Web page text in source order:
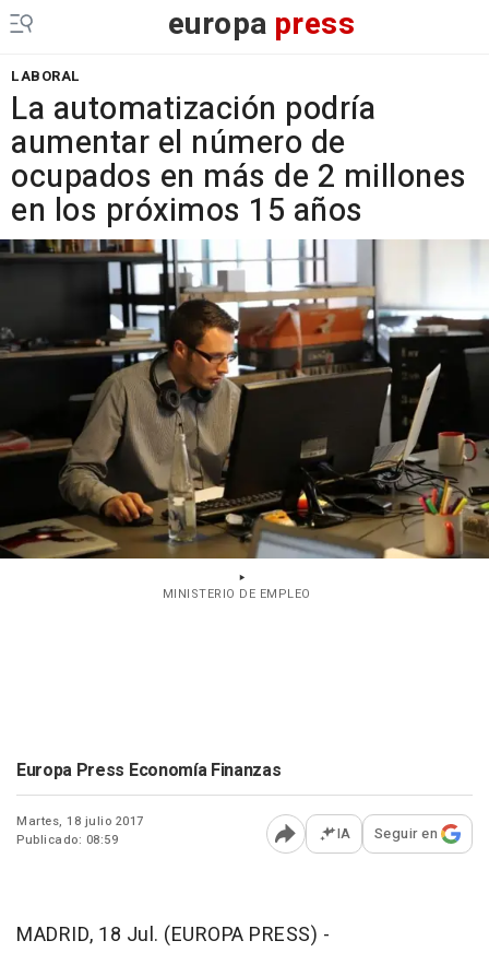
europa press
LABORAL
La automatización podría
aumentar el número de
ocupados en más de 2 millones
en los próximos 15 años
MINISTERIO DE EMPLEO
Europa Press Economía Finanzas
Martes, 18 julio 2017
Publicado: 08:59
Abrir opciones para
IA Seguir en
MADRID, 18 Jul. (EUROPA PRESS) -